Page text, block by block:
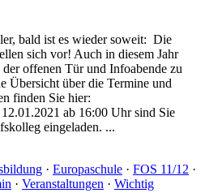
bald ist es wieder soweit: Die
sich vor! Auch in diesem Jahr
offenen Tür und Infoabende zu
Übersicht über die Termine und
finden Sie hier:
ab 16:00 Uhr sind Sie
eingeladen. ...
· Europaschule · FOS 11/12 ·
· Veranstaltungen · Wichtig